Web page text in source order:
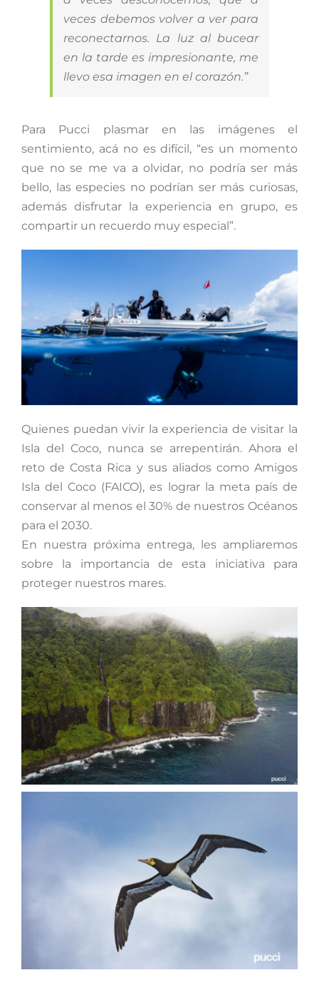
veces debemos volver a ver para
reconectarnos. La luz al bucear
en la tarde es impresionante, me
llevo esa imagen en el corazón.”
Para Pucci plasmar en las imágenes el
sentimiento, acá no es difícil, “es un momento
que no se me va a olvidar, no podría ser más
bello, las especies no podrían ser más curiosas,
además disfrutar la experiencia en grupo, es
compartir un recuerdo muy especial”.
Quienes puedan vivir la experiencia de visitar la
Isla del Coco, nunca se arrepentirán. Ahora el
reto de Costa Rica y sus aliados como Amigos
Isla del Coco (FAICO), es lograr la meta país de
conservar al menos el 30% de nuestros Océanos
para el 2030.
En nuestra próxima entrega, les ampliaremos
sobre la importancia de esta iniciativa para
proteger nuestros mares.